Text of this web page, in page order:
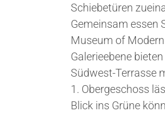
Schiebetüren
Gemeinsam essen
Museum of
Galerieebene
Südwest-Terrasse
1. Obergeschoss
Blick ins Grüne